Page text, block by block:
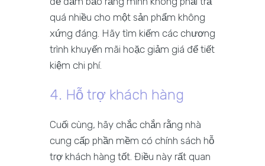
quá nhiều cho một sản phẩm không
xứng đáng. Hãy tìm kiếm các chương
trình khuyến mãi hoặc giảm giá để tiết
kiệm chi phí.
4. Hỗ trợ khách hàng
Cuối cùng, hãy chắc chắn rằng nhà
cung cấp phần mềm có chính sách hỗ
trợ khách hàng tốt. Điều này rất quan